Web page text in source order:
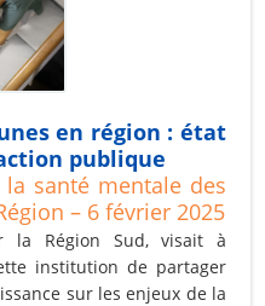
en région : état
publique
santé mentale des
– 6 février 2025
la Région Sud, visait à
institution de partager
sur les enjeux de la